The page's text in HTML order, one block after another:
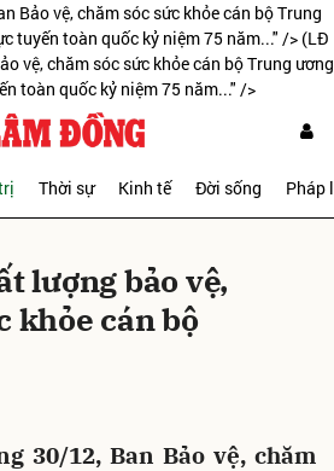
Bảo vệ, chăm sóc sức khỏe cán bộ Trung
tuyến toàn quốc kỷ niệm 75 năm..." /> (LĐ
vệ, chăm sóc sức khỏe cán bộ Trung ương
toàn quốc kỷ niệm 75 năm..." />
Thời sự Kinh tế Đời sống Pháp
lượng bảo vệ,
khỏe cán bộ
30/12, Ban Bảo vệ, chăm